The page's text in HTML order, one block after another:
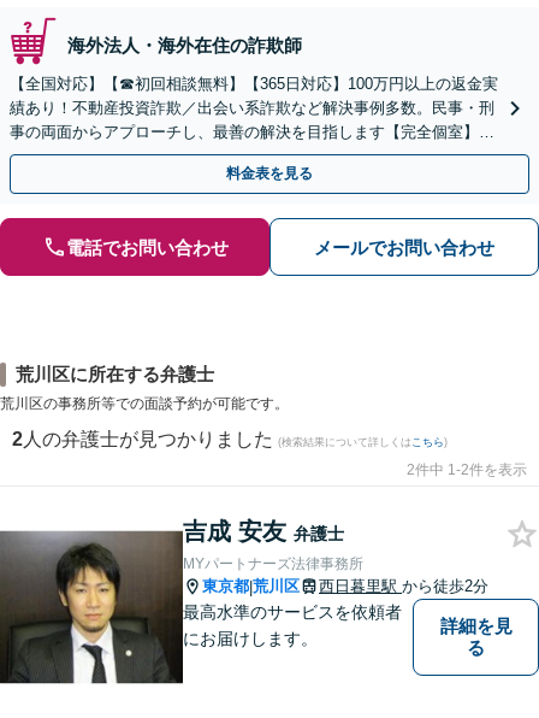
海外法人・海外在住の詐欺師
【全国対応】【☎︎初回相談無料】【365日対応】100万円以上の返金実
績あり！不動産投資詐欺／出会い系詐欺など解決事例多数。民事・刑
事の両面からアプローチし、最善の解決を目指します【完全個室】
【代々木駅3分】
料金表を見る
電話でお問い合わせ メールでお問い合わせ
荒川区に所在する弁護士
荒川区の事務所等での面談予約が可能です。
2 人の弁護士が見つかりました (検索結果について詳しくは こちら)
2件中 1-2件を表示
吉成 安友 弁護士
MYパートナーズ法律事務所
東京都|荒川区 西日暮里駅 から徒歩2分
最高水準のサービスを依頼者
にお届けします。
詳細を見
る